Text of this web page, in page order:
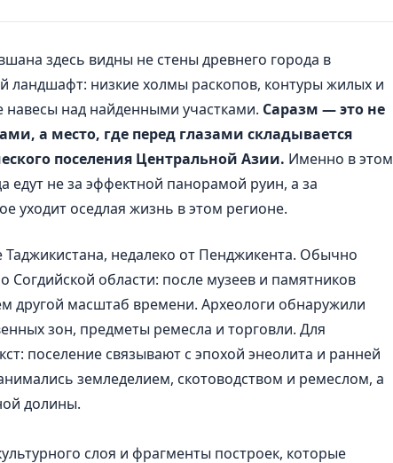
здесь видны не стены древнего города в
ландшафт: низкие холмы раскопов, контуры жилых и
над найденными участками. Саразм — это не
а место, где перед глазами складывается
поселения Центральной Азии. Именно в этом
едут не за эффектной панорамой руин, а за
уходит оседлая жизнь в этом регионе.
недалеко от Пенджикента. Обычно
Согдийской области: после музеев и памятников
другой масштаб времени. Археологи обнаружили
зон, предметы ремесла и торговли. Для
поселение связывают с эпохой энеолита и ранней
земледелием, скотоводством и ремеслом, а
долины.
слоя и фрагменты построек, которые